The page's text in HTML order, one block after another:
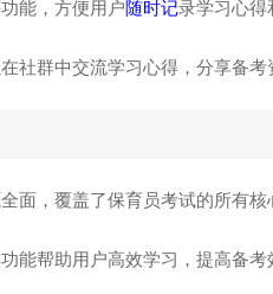
能，方便用户随时记录学习心得
社群中交流学习心得，分享备考
面，覆盖了保育员考试的所有核
能帮助用户高效学习，提高备考